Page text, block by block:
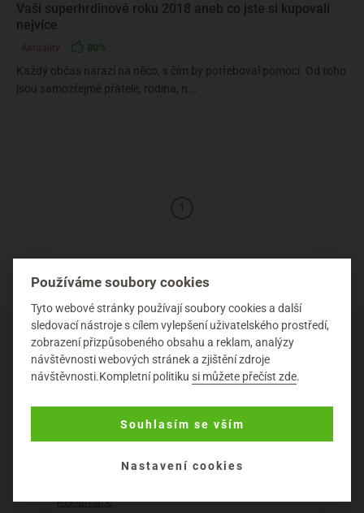
Vaši superhrdinové roku 2018 aneb co jste si kupovali
nejvíce
Aktuality 80%
Každý občas narazí na něco, s čím by potřeboval pomoci. Od toho
jsou samozřejmě přátelé, rodina, n...
1
Výhody nákupu u nás
Často kladené dotazy
Ceník dopravy
Reklamace
Používáme soubory cookies
Tyto webové stránky používají soubory cookies a další
sledovací nástroje s cílem vylepšení uživatelského prostředí,
zobrazení přizpůsobeného obsahu a reklam, analýzy
návštěvnosti webových stránek a zjištění zdroje
návštěvnosti.Kompletní politikusi můžete přečíst zde.
Souhlasím se vším
Nastavení cookies